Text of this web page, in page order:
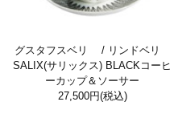
グスタフスベリ / リンドベリ
SALIX(サリックス) BLACKコーヒ
ーカップ＆ソーサー
27,500円(税込)